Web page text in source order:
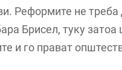
Реформите не треба
Брисел, туку затоа
и го прават